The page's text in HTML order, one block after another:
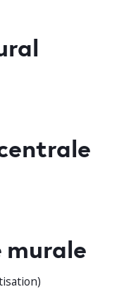
murale